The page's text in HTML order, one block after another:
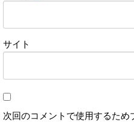
サイト
次回のコメントで使用するた